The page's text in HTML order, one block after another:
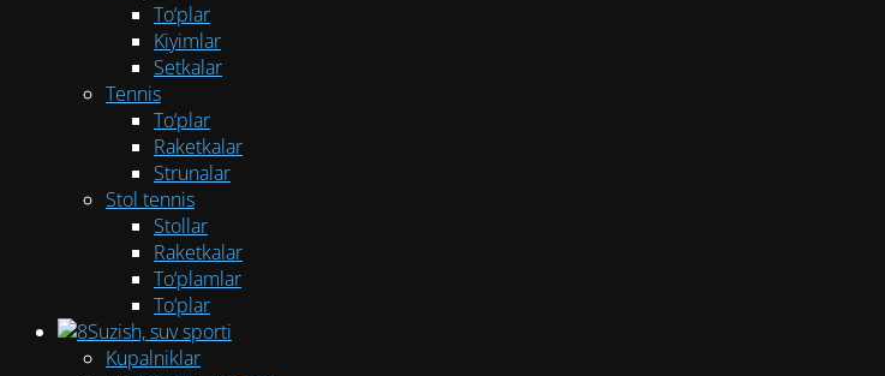
To‘plar
Kiyimlar
Setkalar
Tennis
To‘plar
Raketkalar
Strunalar
Stol tennis
Stollar
Raketkalar
To‘plamlar
To‘plar
Suzish, suv sporti
Kupalniklar